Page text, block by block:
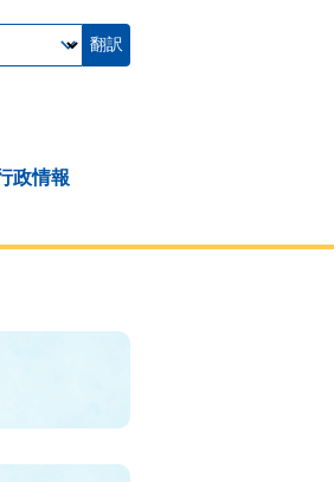
翻訳
政情報